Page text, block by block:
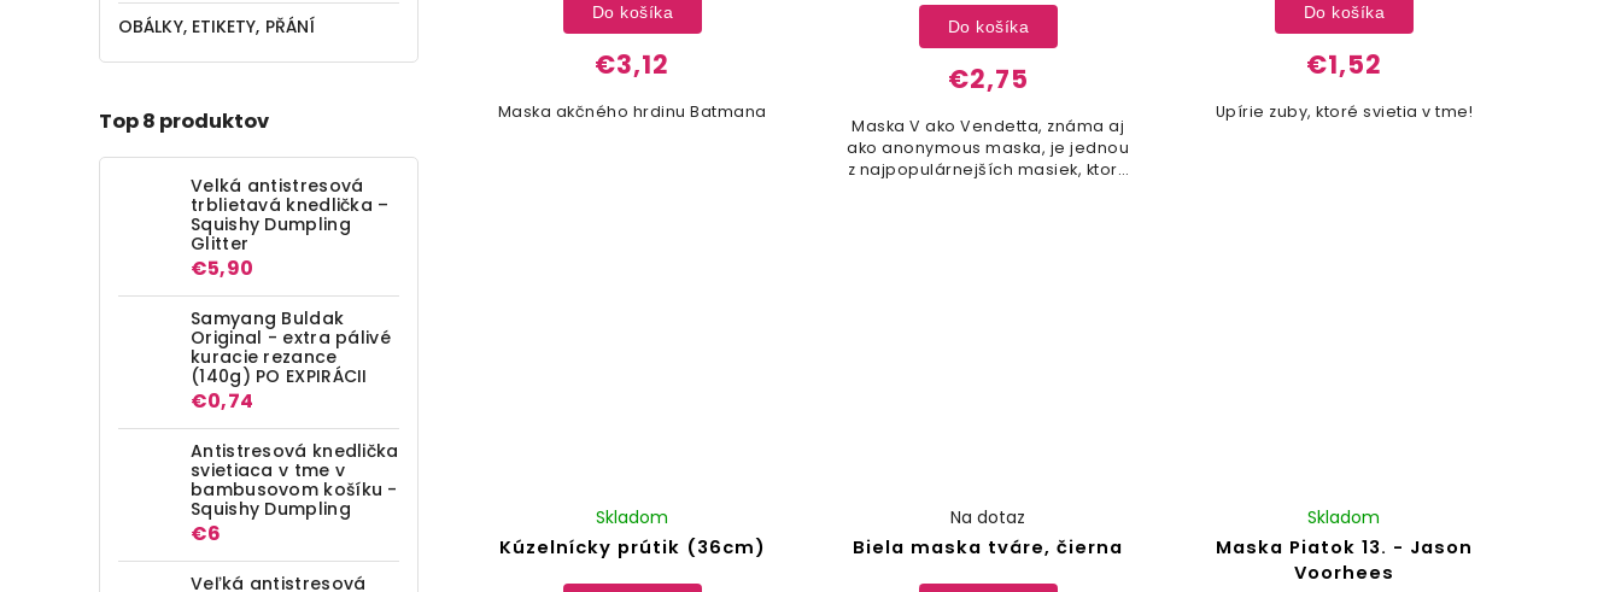
OBÁLKY, ETIKETY, PŘÁNÍ
Top 8 produktov
Velká antistresová
trblietavá knedlička –
Squishy Dumpling
Glitter
€5,90
Samyang Buldak
Original - extra pálivé
kuracie rezance
(140g) PO EXPIRÁCII
€0,74
Antistresová knedlička
svietiaca v tme v
bambusovom košíku -
Squishy Dumpling
€6
Veľká antistresová
€3,12
Do košíka
Maska akčného hrdinu Batmana
€2,75
Do košíka
Maska V ako Vendetta, známa aj
ako anonymous maska, je jednou
z najpopulárnejších masiek, ktoré
€1,52
Do košíka
Upírie zuby, ktoré svietia v tme!
Kúzelnícky prútik (36cm)
Skladom
Biela maska tváre, čierna
Na dotaz
Maska Piatok 13. - Jason
Voorhees
Skladom